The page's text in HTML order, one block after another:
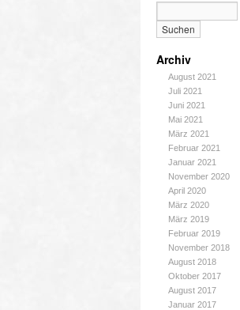
Archiv
August 2021
Juli 2021
Juni 2021
Mai 2021
März 2021
Februar 2021
Januar 2021
November 2020
April 2020
März 2020
März 2019
Februar 2019
November 2018
August 2018
Oktober 2017
August 2017
Januar 2017